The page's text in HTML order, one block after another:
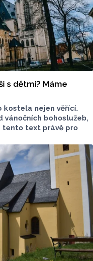
s dětmi? Máme
kostela nejen věřící.
vánočních bohoslužeb,
tento text právě pro
vy?